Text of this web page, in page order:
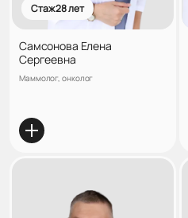
Стаж 28 лет
Самсонова Елена
Сергеевна
Маммолог, онколог